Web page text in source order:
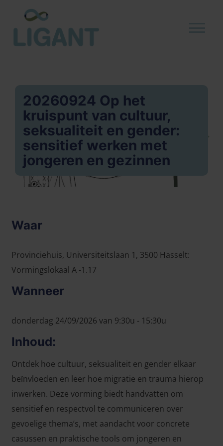
20260924 Op het
kruispunt van cultuur,
seksualiteit en gender:
sensitief werken met
jongeren en gezinnen
Waar
Provinciehuis, Universiteitslaan 1, 3500 Hasselt:
Vormingslokaal A -1.17
Wanneer
donderdag 24/09/2026 van 9:30u - 15:30u
Inhoud:
Ontdek hoe cultuur, seksualiteit en gender elkaar
beïnvloeden en leer hoe migratie en trauma hierop
inwerken. Deze vorming biedt handvatten om
sensitief en respectvol te communiceren over
gevoelige thema’s, met aandacht voor concrete
casussen en praktische tools om jongeren en